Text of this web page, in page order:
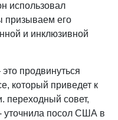
использовал
его
и инклюзивной
продвинуться
который приведет к
переходный совет,
уточнила посол США в